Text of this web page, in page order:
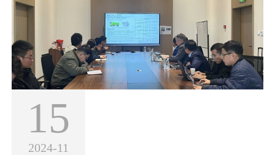
15
2024-11